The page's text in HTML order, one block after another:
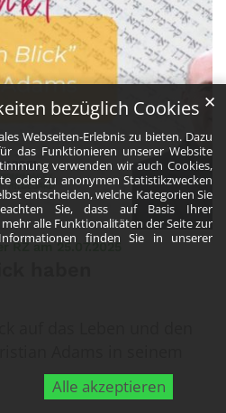
bezüglich Cookies
Webseiten-Erlebnis zu bieten. Dazu
das Funktionieren unserer Website
verwenden wir auch Cookies,
oder zu anonymen Statistikzwecken
entscheiden, welche Kategorien Sie
Sie, dass auf Basis Ihrer
alle Funktionalitäten der Seite zur
finden Sie in unserer
Alle akzeptieren
✕
RZ am 25.07.2025
haben
auf das Leben und den
Adams in seinem